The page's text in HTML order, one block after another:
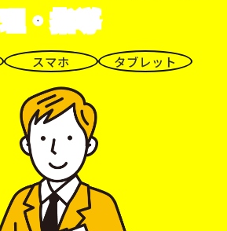
理・指導
スマホ タブレット